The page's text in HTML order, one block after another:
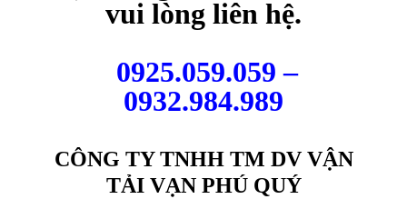
vui lòng liên hệ.
0925.059.059 –
0932.984.989
CÔNG TY TNHH TM DV VẬN
TẢI VẠN PHÚ QUÝ